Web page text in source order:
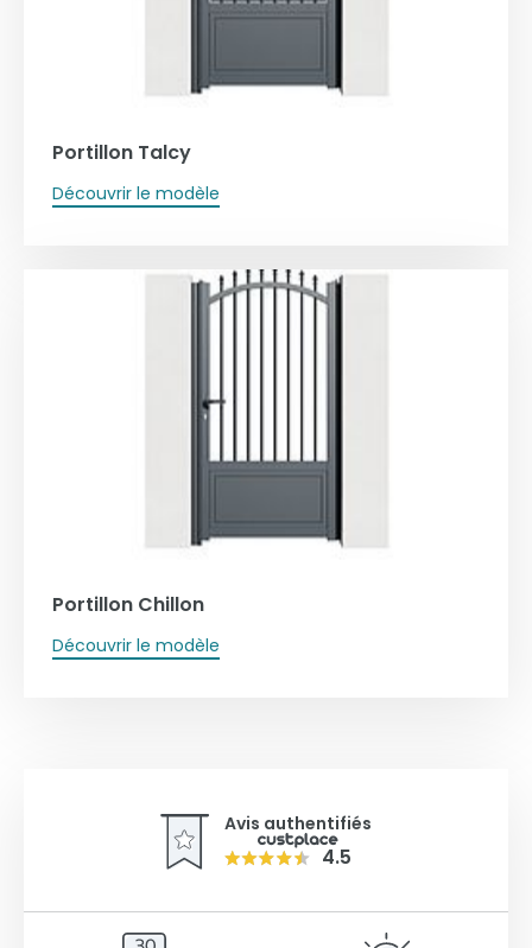
Portillon Talcy
Découvrir le modèle
Portillon Chillon
Découvrir le modèle
Avis authentifiés
4.5